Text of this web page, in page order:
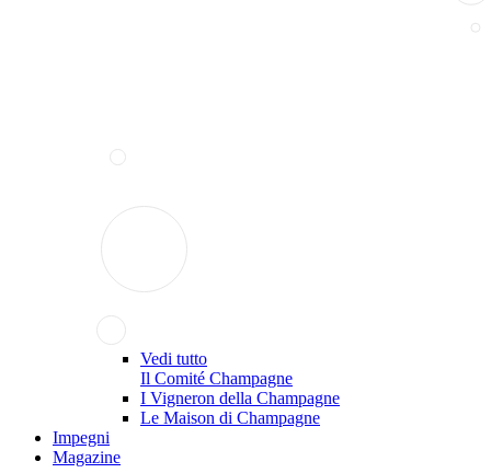
Vedi tutto
Il Comité Champagne
I Vigneron della Champagne
Le Maison di Champagne
Impegni
Magazine